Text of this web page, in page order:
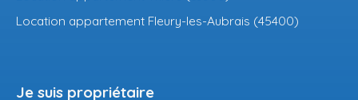
Location appartement Fleury-les-Aubrais (45400)
Je suis propriétaire